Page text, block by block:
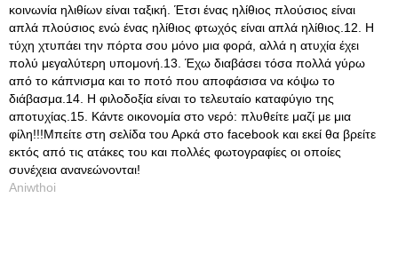
κοινωνία ηλιθίων είναι ταξική. Έτσι ένας ηλίθιος πλούσιος είναι
απλά πλούσιος ενώ ένας ηλίθιος φτωχός είναι απλά ηλίθιος.12. Η
τύχη χτυπάει την πόρτα σου μόνο μια φορά, αλλά η ατυχία έχει
πολύ μεγαλύτερη υπομονή.13. Έχω διαβάσει τόσα πολλά γύρω
από το κάπνισμα και το ποτό που αποφάσισα να κόψω το
διάβασμα.14. Η φιλοδοξία είναι το τελευταίο καταφύγιο της
αποτυχίας.15. Κάντε οικονομία στο νερό: πλυθείτε μαζί με μια
φίλη!!!Μπείτε στη σελίδα του Αρκά στο facebook και εκεί θα βρείτε
εκτός από τις ατάκες του και πολλές φωτογραφίες οι οποίες
συνέχεια ανανεώνονται!
Aniwthoi